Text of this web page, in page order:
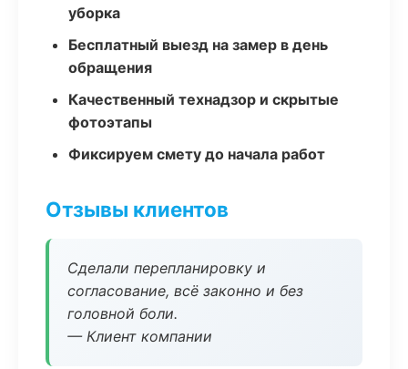
уборка
Бесплатный выезд на замер в день
обращения
Качественный технадзор и скрытые
фотоэтапы
Фиксируем смету до начала работ
Отзывы клиентов
Сделали перепланировку и
согласование, всё законно и без
головной боли.
— Клиент компании